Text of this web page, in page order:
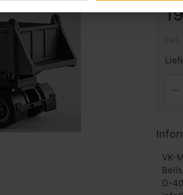
VK-
D-